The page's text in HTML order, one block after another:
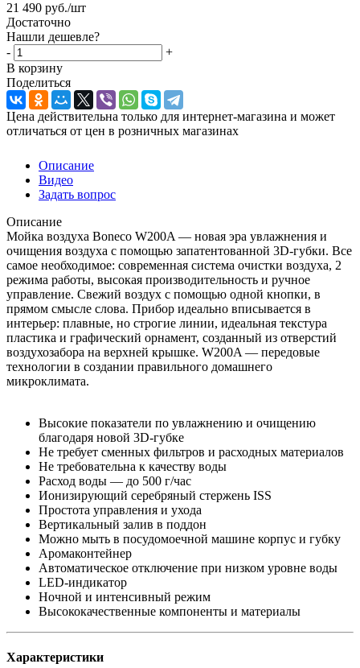
21 490 руб./шт
Достаточно
Нашли дешевле?
-
+
В корзину
Поделиться
Цена действительна только для интернет-магазина и может
отличаться от цен в розничных магазинах
Описание
Видео
Задать вопрос
Описание
Мойка воздуха Boneco W200A — новая эра увлажнения и
очищения воздуха с помощью запатентованной 3D-губки. Все
самое необходимое: современная система очистки воздуха, 2
режима работы, высокая производительность и ручное
управление. Свежий воздух с помощью одной кнопки, в
прямом смысле слова. Прибор идеально вписывается в
интерьер: плавные, но строгие линии, идеальная текстура
пластика и графический орнамент, созданный из отверстий
воздухозабора на верхней крышке. W200A — передовые
технологии в создании правильного домашнего
микроклимата.
Высокие показатели по увлажнению и очищению
благодаря новой 3D-губке
Не требует сменных фильтров и расходных материалов
Не требовательна к качеству воды
Расход воды — до 500 г/час
Ионизирующий серебряный стержень ISS
Простота управления и ухода
Вертикальный залив в поддон
Можно мыть в посудомоечной машине корпус и губку
Аромаконтейнер
Автоматическое отключение при низком уровне воды
LED-индикатор
Ночной и интенсивный режим
Высококачественные компоненты и материалы
Характеристики